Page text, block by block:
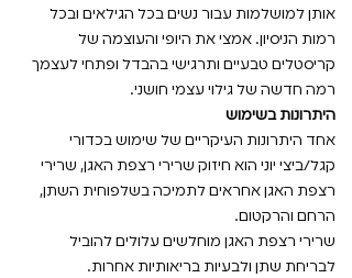
אותן למושלמות עבור נשים בכל הגילאים ובכל
רמות הניסיון. אמצי את היופי והעוצמה של
קריסטלים טבעיים ותרגישי בהבדל ופתחי לעצמך
רמה חדשה של גילוי עצמי חושני.
היתרונות בשימוש
אחד היתרונות העיקריים של שימוש בכדורי
קגל/ביצי יוני הוא חיזוק שרירי רצפת האגן, שרירי
רצפת האגן אחראים לתמיכה בשלפוחית השתן,
הרחם והרקטום.
שרירי רצפת האגן מוחלשים עלולים להוביל
לבריחת שתן ולבעיות בריאותיות אחרות.